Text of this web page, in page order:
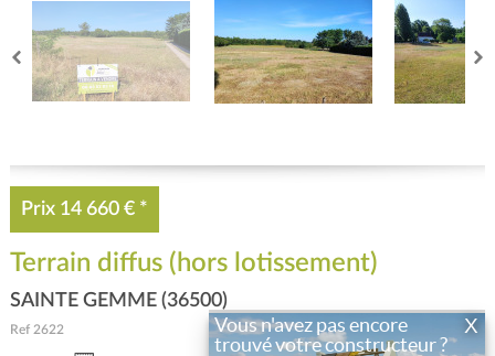
Vous n'avez pas encore
trouvé votre constructeur ?
X
Prix14 660 € *
Terrain diffus (hors lotissement)
SAINTE GEMME (36500)
Ref 2622